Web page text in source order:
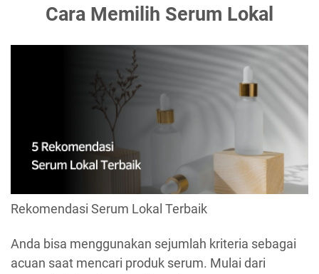
Cara Memilih Serum Lokal
Rekomendasi Serum Lokal Terbaik
Anda bisa menggunakan sejumlah kriteria sebagai
acuan saat mencari produk serum. Mulai dari